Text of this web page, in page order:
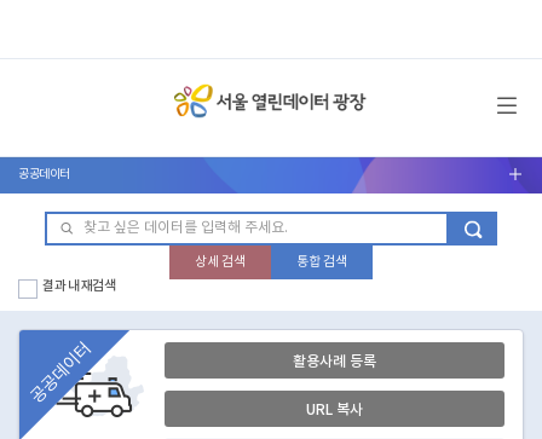
메뉴 열기
공공데이터 서브메뉴 열기
상세 검색
통합 검색
결과 내 재검색
공공데이터 활용사례 등록
URL 복사